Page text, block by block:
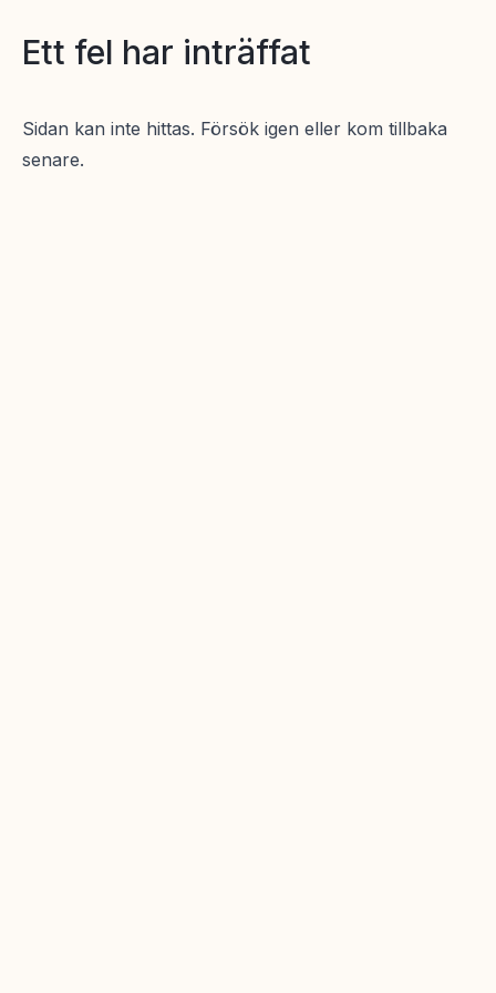
Ett fel har inträffat
Sidan kan inte hittas. Försök igen eller kom tillbaka
senare.